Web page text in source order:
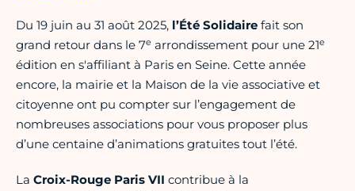
Du 19 juin au 31 août 2025, l’Été Solidaire fait son
grand retour dans le 7e arrondissement pour une 21e
édition en s'affiliant à Paris en Seine. Cette année
encore, la mairie et la Maison de la vie associative et
citoyenne ont pu compter sur l’engagement de
nombreuses associations pour vous proposer plus
d’une centaine d’animations gratuites tout l’été.
La Croix-Rouge Paris VII contribue à la